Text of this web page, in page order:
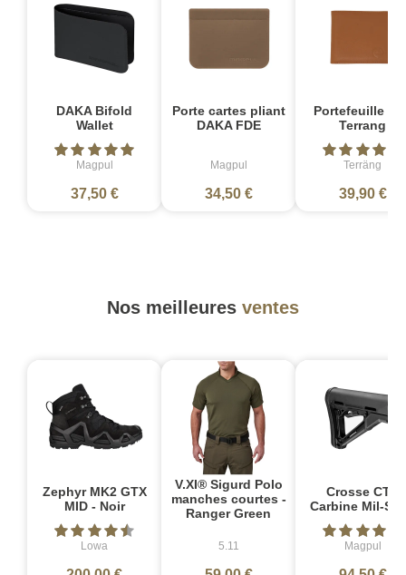
DAKA Bifold
Wallet
Magpul
37,50 €
Porte cartes pliant
DAKA FDE
Magpul
34,50 €
Portefeuille
Terrang
Terräng
39,90 €
Nos meilleures ventes
Zephyr MK2 GTX
MID - Noir
Lowa
V.XI® Sigurd Polo
manches courtes -
Ranger Green
5.11
Crosse CTR
Carbine Mil-
Magpul